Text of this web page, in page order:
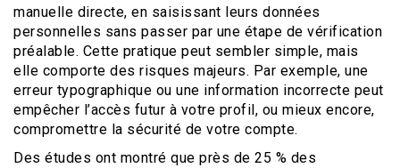
manuelle directe, en saisissant leurs données
personnelles sans passer par une étape de vérification
préalable. Cette pratique peut sembler simple, mais
elle comporte des risques majeurs. Par exemple, une
erreur typographique ou une information incorrecte peut
empêcher l’accès futur à votre profil, ou mieux encore,
compromettre la sécurité de votre compte.
Des études ont montré que près de 25 % des